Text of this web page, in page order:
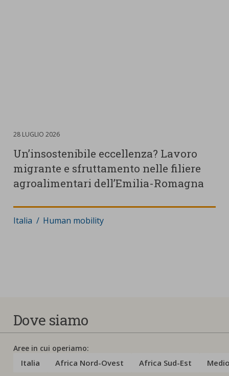
DATA:
28 LUGLIO 2026
Un’insostenibile eccellenza? Lavoro
migrante e sfruttamento nelle filiere
agroalimentari dell’Emilia-Romagna
Dove
Italia Ambito di cambiamento
Human mobility
Dove siamo
Aree in cui operiamo:
Italia Africa Nord-Ovest Africa Sud-Est